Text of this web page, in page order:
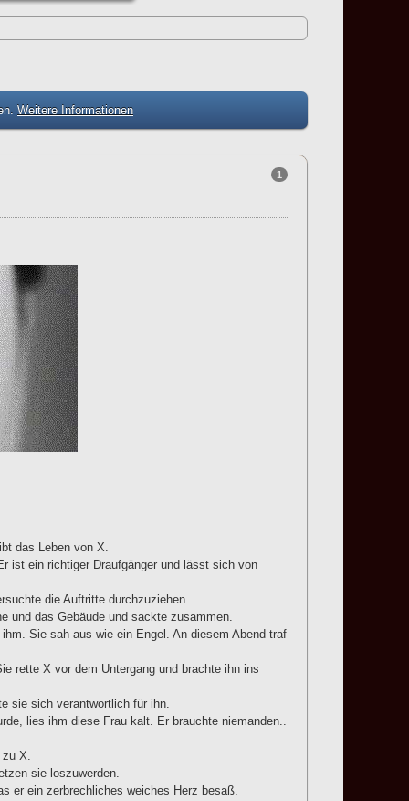
Weitere Informationen
1
das Leben von X.
ist ein richtiger Draufgänger und lässt sich von
die Auftritte durchzuziehen..
und das Gebäude und sackte zusammen.
Sie sah aus wie ein Engel. An diesem Abend traf
rette X vor dem Untergang und brachte ihn ins
sie sich verantwortlich für ihn.
lies ihm diese Frau kalt. Er brauchte niemanden..
zu X.
sie loszuwerden.
er ein zerbrechliches weiches Herz besaß.